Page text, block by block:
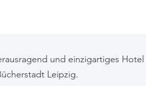
und einzigartiges
Leipzig.